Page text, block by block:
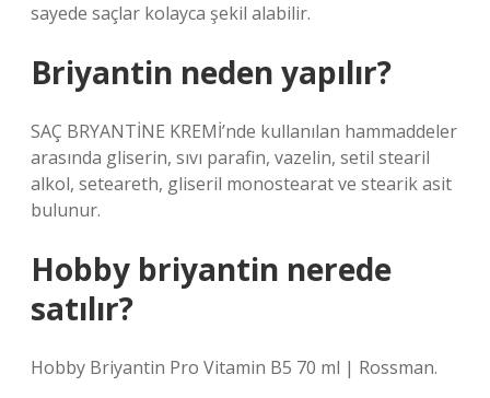
sayede saçlar kolayca şekil alabilir.
Briyantin neden yapılır?
SAÇ BRYANTİNE KREMİ’nde kullanılan hammaddeler
arasında gliserin, sıvı parafin, vazelin, setil stearil
alkol, seteareth, gliseril monostearat ve stearik asit
bulunur.
Hobby briyantin nerede
satılır?
Hobby Briyantin Pro Vitamin B5 70 ml | Rossman.